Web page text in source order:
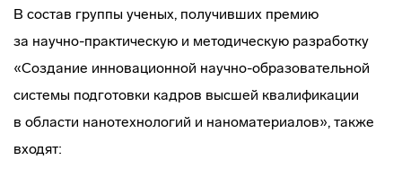
В состав группы ученых, получивших премию
за научно-практическую и методическую разработку
«Создание инновационной научно-образовательной
системы подготовки кадров высшей квалификации
в области нанотехнологий и наноматериалов», также
входят: